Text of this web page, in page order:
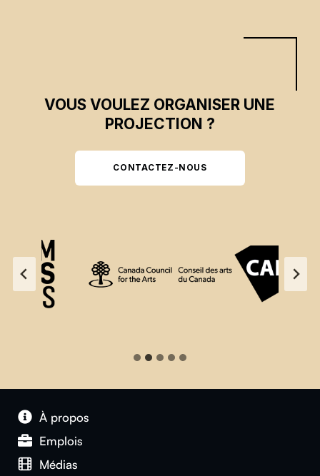
VOUS VOULEZ ORGANISER UNE
PROJECTION ?
CONTACTEZ-NOUS
À propos
Emplois
Médias